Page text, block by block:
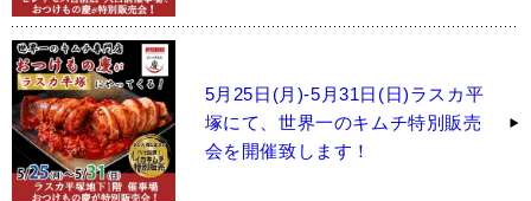
5月25日(月)-5月31日(日)ラスカ平
塚にて、世界一のキムチ特別販売
会を開催致します！